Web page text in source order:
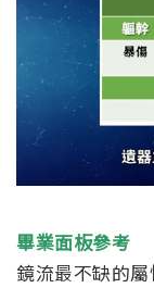
畢業面板參考
鏡流最不缺的屬